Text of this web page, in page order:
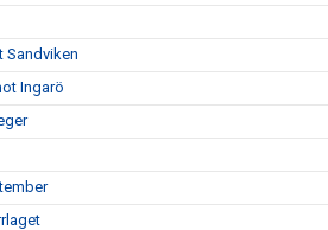
Sandviken
Ingarö